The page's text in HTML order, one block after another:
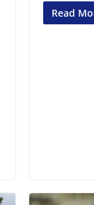
Read